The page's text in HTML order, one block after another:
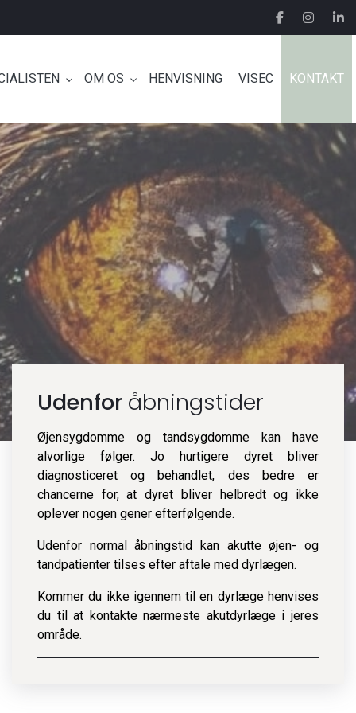
OM OS HENVISNING VISEC KONTAKT
Udenfor åbningstider
Øjensygdomme og tandsygdomme kan have
alvorlige følger. Jo hurtigere dyret bliver
diagnosticeret og behandlet, des bedre er
chancerne for, at dyret bliver helbredt og ikke
oplever nogen gener efterfølgende.
Udenfor normal åbningstid kan akutte øjen- og
tandpatienter tilses efter aftale med dyrlægen.
Kommer du ikke igennem til en dyrlæge henvises
du til at kontakte nærmeste akutdyrlæge i jeres
område.